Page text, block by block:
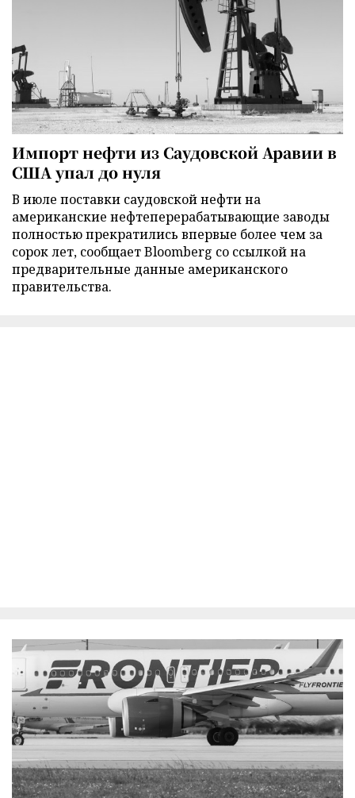
Импорт нефти из Саудовской Аравии в
США упал до нуля
В июле поставки саудовской нефти на
американские нефтеперерабатывающие заводы
полностью прекратились впервые более чем за
сорок лет, сообщает Bloomberg со ссылкой на
предварительные данные американского
правительства.